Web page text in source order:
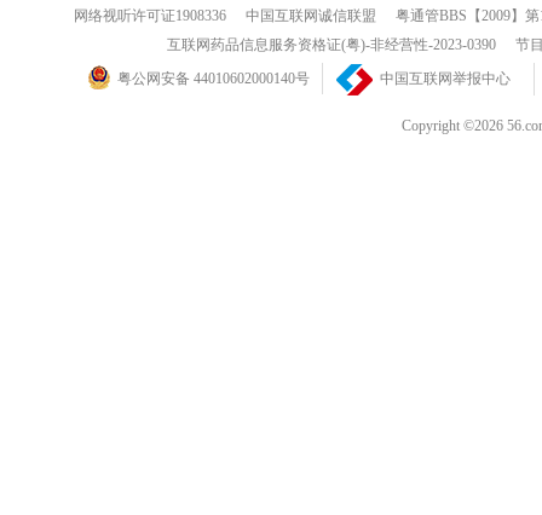
网络视听许可证1908336
中国互联网诚信联盟
粤通管BBS【2009】
互联网药品信息服务资格证(粤)-非经营性-2023-0390
节
粤公网安备 44010602000140号
中国互联网举报中心
Copyright ©2026